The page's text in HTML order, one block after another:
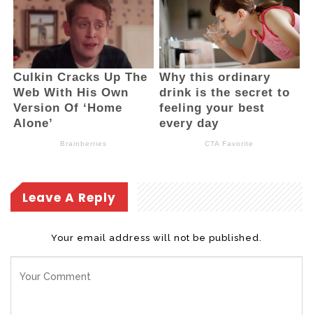
Leave A Reply
Your email address will not be published.